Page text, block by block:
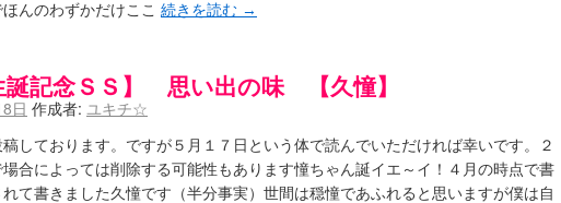
んのわずかだけここ 続きを読む →
誕記念ＳＳ】 思い出の味 【久憧】
日 作成者: ユキチ☆
しております。ですが５月１７日という体で読んでいただければ幸いです。２
合によっては削除する可能性もあります憧ちゃん誕イエ～イ！４月の時点で書
て書きました久憧です（半分事実）世間は穏憧であふれると思いますが僕は自